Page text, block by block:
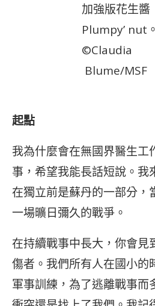
加強版花生醬
Plumpy’ nut。
©Claudia
Blume/MSF
起點
我為什麼會在無國界醫生工
事，希望我能長話短說。我
在獨立前是蘇丹的一部分，
一場曠日彌久的戰爭。
在持續戰事中長大，你會見
傷者。我們所有人在國小的
軍事訓練，為了逃離戰事而